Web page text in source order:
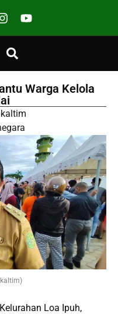
Warga Kelola
Loa Ipuh,